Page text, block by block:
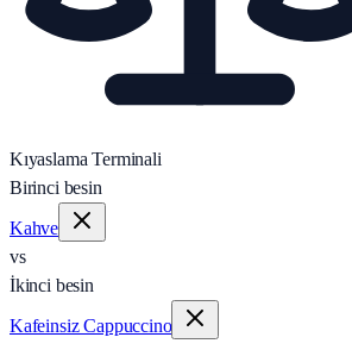
Kıyaslama Terminali
Birinci besin
Kahve
vs
İkinci besin
Kafeinsiz Cappuccino